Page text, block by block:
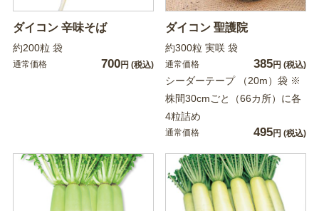
ダイコン 辛味そば
約200粒 袋
通常価格 700円 (税込)
ダイコン 聖護院
約300粒 実咲 袋
通常価格 385円 (税込)
シーダーテープ （20m）袋 ※
株間30cmごと（66カ所）に各
4粒詰め
通常価格 495円 (税込)